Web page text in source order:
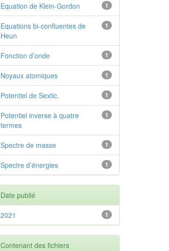
1
Equation de Klein-Gordon
1
Equations bi-confluentes de
Heun
1
Fonction d’onde
1
Noyaux atomiques
1
Potentiel de Sextic.
1
Potentiel inverse à quatre
termes
1
Spectre de masse
1
Spectre d’énergies
Date publié
1
2021
Contenant des fichiers